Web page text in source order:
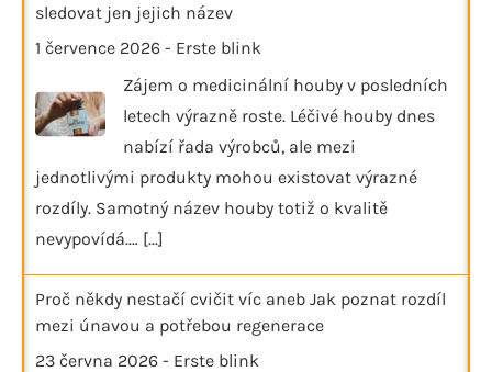
sledovat jen jejich název
1 července 2026 - Erste blink
Zájem o medicinální houby v posledních
letech výrazně roste. Léčivé houby dnes
nabízí řada výrobců, ale mezi
jednotlivými produkty mohou existovat výrazné
rozdíly. Samotný název houby totiž o kvalitě
nevypovídá.… [...]
Proč někdy nestačí cvičit víc aneb Jak poznat rozdíl
mezi únavou a potřebou regenerace
23 června 2026 - Erste blink